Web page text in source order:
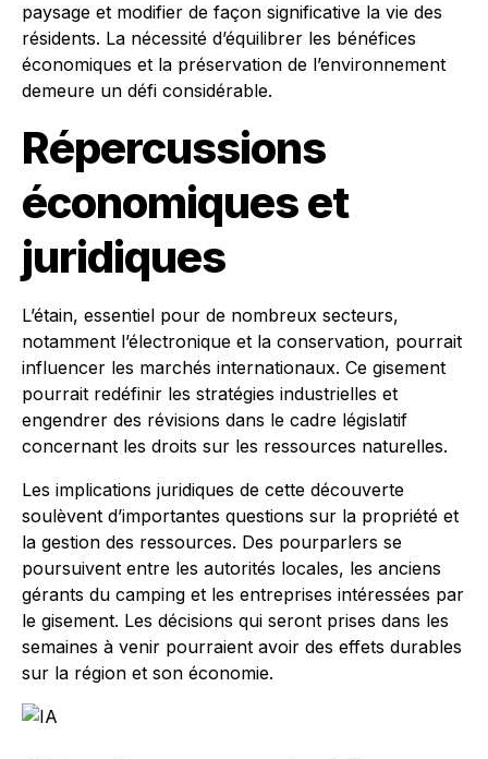
paysage et modifier de façon significative la vie des
résidents. La nécessité d’équilibrer les bénéfices
économiques et la préservation de l’environnement
demeure un défi considérable.
Répercussions
économiques et
juridiques
L’étain, essentiel pour de nombreux secteurs,
notamment l’électronique et la conservation, pourrait
influencer les marchés internationaux. Ce gisement
pourrait redéfinir les stratégies industrielles et
engendrer des révisions dans le cadre législatif
concernant les droits sur les ressources naturelles.
Les implications juridiques de cette découverte
soulèvent d’importantes questions sur la propriété et
la gestion des ressources. Des pourparlers se
poursuivent entre les autorités locales, les anciens
gérants du camping et les entreprises intéressées par
le gisement. Les décisions qui seront prises dans les
semaines à venir pourraient avoir des effets durables
sur la région et son économie.